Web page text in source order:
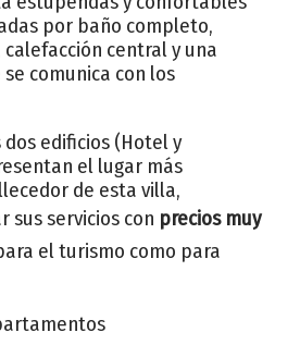
por baño completo,
central y una
comunica con los
edificios (Hotel y
el lugar más
de esta villa,
sus servicios con precios muy
el turismo como para